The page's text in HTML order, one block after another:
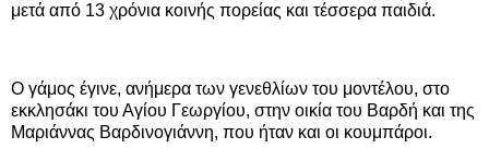
μετά από 13 χρόνια κοινής πορείας και τέσσερα παιδιά.
Ο γάμος έγινε, ανήμερα των γενεθλίων του μοντέλου, στο
εκκλησάκι του Αγίου Γεωργίου, στην οικία του Βαρδή και της
Μαριάννας Βαρδινογιάννη, που ήταν και οι κουμπάροι.